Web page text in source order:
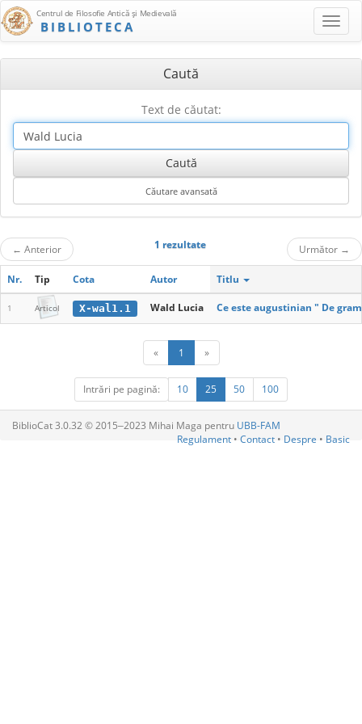
Centrul de Filosofie Antică şi Medievală
BIBLIOTECA
Caută
Text de căutat:
← Anterior 1 rezultate Următor →
Nr. Tip Cota Autor Titlu
1 Articol X-wal1.1 Wald Lucia Ce este augustinian " De
« 1 »
Intrări pe pagină: 10 25 50 100
BiblioCat 3.0.32 © 2015‒2023 Mihai Maga pentru UBB-FAM
Regulament • Contact • Despre • Basic